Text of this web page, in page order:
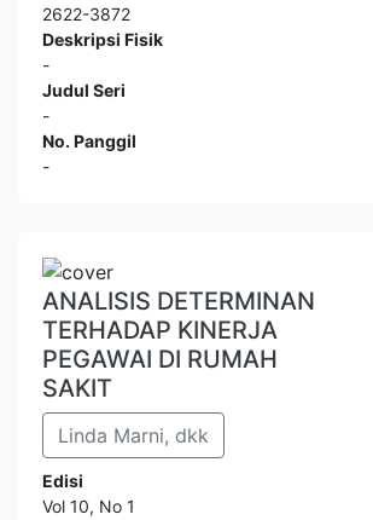
2622-3872
Deskripsi Fisik
-
Judul Seri
-
No. Panggil
-
ANALISIS DETERMINAN
TERHADAP KINERJA
PEGAWAI DI RUMAH
SAKIT
Linda Marni, dkk
Edisi
Vol 10, No 1